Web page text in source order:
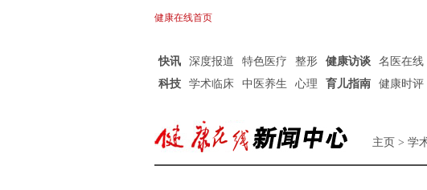
健康在线首页
快讯 深度报道 特色医疗 整形 健康访谈 名医在线
科技
学术临床 中医养生 心理 育儿指南 健康时评
主页 > 学